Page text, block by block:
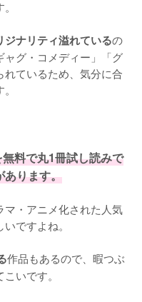
ナリティ溢れているの
ャグ・コメディー」「グ
ているため、気分に合
料で丸1冊試し読みで
あります。
・アニメ化された人気
ですよね。
作品もあるので、暇つぶ
いです。